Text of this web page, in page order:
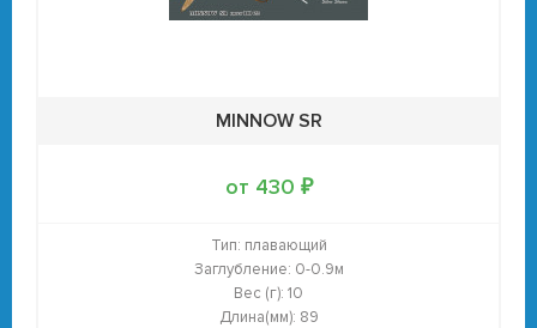
MINNOW SR
от 430 ₽
Тип: плавающий
Заглубление: 0-0.9м
Вес (г): 10
Длина(мм): 89